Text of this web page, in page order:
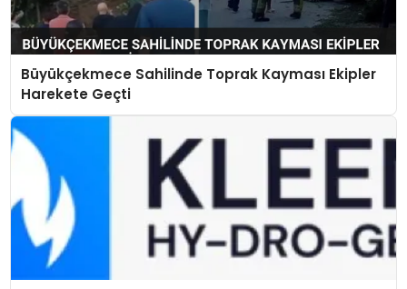
Büyükçekmece Sahilinde Toprak Kayması Ekipler
Harekete Geçti